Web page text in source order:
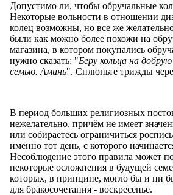
Допустимо ли, чтобы обручальные
Некоторые вольности в отношении
колец возможны, но все же
были как можно более похожи на
магазина, в котором покупались
нужно сказать: "Беру кольца на
семью. Аминь". Сплюньте трижды
В период больших религиозных
нежелательно, причём не имеет
или собираетесь ограничиться
именно тот день, с которого
Несоблюдение этого правила может
некоторые осложнения в будущей
которых, в принципе, могло бы и ни
для бракосочетания - воскресенье.